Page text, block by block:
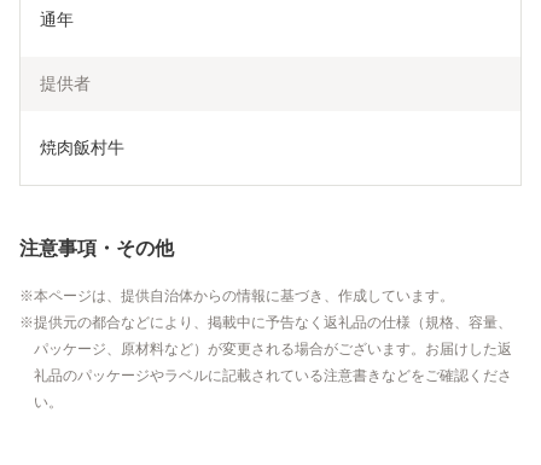
通年
提供者
焼肉飯村牛
注意事項・その他
本ページは、提供自治体からの情報に基づき、作成しています。
提供元の都合などにより、掲載中に予告なく返礼品の仕様（規格、容量、
パッケージ、原材料など）が変更される場合がございます。お届けした返
礼品のパッケージやラベルに記載されている注意書きなどをご確認くださ
い。